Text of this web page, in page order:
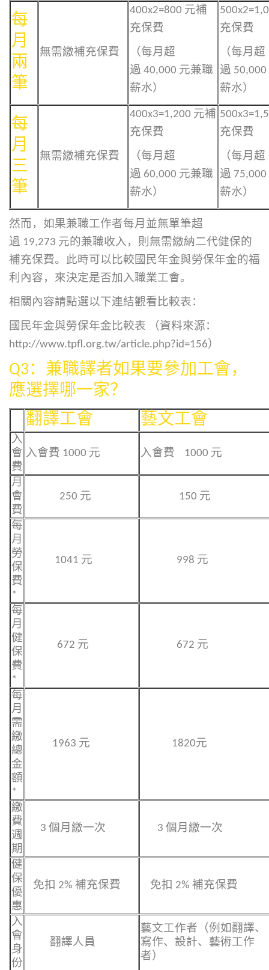
每
月
兩
筆
無需繳補充保費
400x2=800 元補
充保費
（每月超
過 40,000 元兼職
薪水）
充保費
（每月超
過
薪水）
每
月
三
筆
無需繳補充保費
400x3=1,200 元補
充保費
（每月超
過 60,000 元兼職
薪水）
充保費
（每月超
過
薪水）
然而，如果兼職工作者每月並無單筆超
過 19,273 元的兼職收入，則無需繳納二代健保的
補充保費。此時可以比較國民年金與勞保年金的福
利內容，來決定是否加入職業工會。
相關內容請點選以下連結觀看比較表：
國民年金與勞保年金比較表 （資料來源：
http://www.tpfl.org.tw/article.php?id=156）
Q3 ：兼職譯者如果要參加工會，
應選擇哪一家？
翻譯工會
藝文工會
入
會
費
入會費 1000 元 入會費 1000 元
月
會
費
250 元 150 元
每
月
勞
保
費
*
1041 元 998 元
每
月
健
保
費
*
672 元 672 元
每
月
需
繳
總
金
額
*
1963 元 1820元
繳
費
週
期
3 個月繳一次 3 個月繳一次
健
保
優
惠
免扣 2% 補充保費 免扣 2% 補充保費
入
會
身
份
翻譯人員
藝文工作者（例如翻譯、
寫作、設計、藝術工作
者）